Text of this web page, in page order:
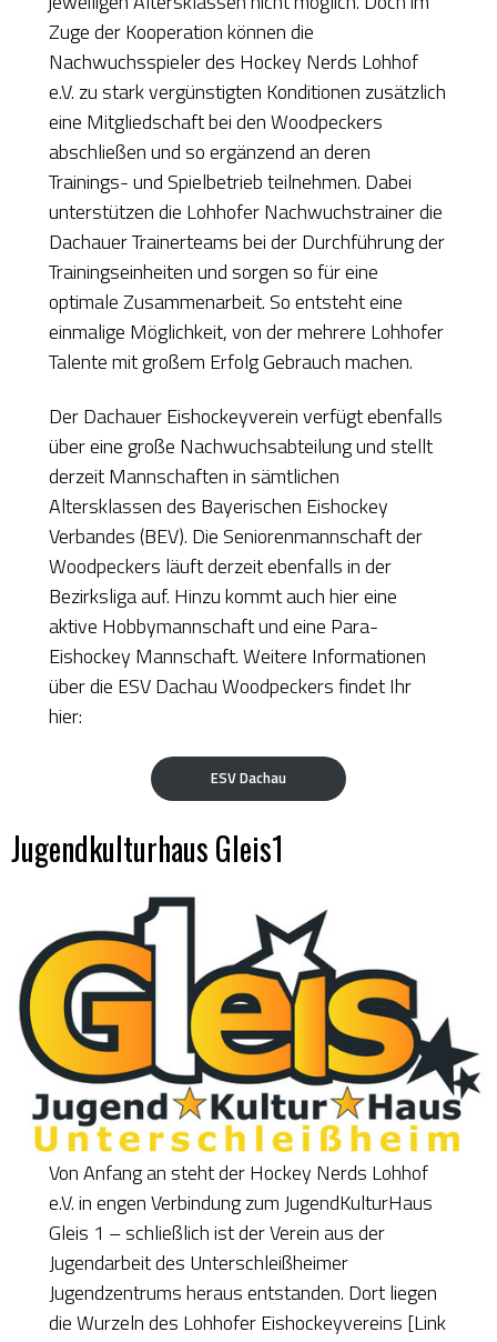
Zuge der Kooperation können die
Nachwuchsspieler des Hockey Nerds Lohhof
e.V. zu stark vergünstigten Konditionen zusätzlich
eine Mitgliedschaft bei den Woodpeckers
abschließen und so ergänzend an deren
Trainings- und Spielbetrieb teilnehmen. Dabei
unterstützen die Lohhofer Nachwuchstrainer die
Dachauer Trainerteams bei der Durchführung der
Trainingseinheiten und sorgen so für eine
optimale Zusammenarbeit. So entsteht eine
einmalige Möglichkeit, von der mehrere Lohhofer
Talente mit großem Erfolg Gebrauch machen.
Der Dachauer Eishockeyverein verfügt ebenfalls
über eine große Nachwuchsabteilung und stellt
derzeit Mannschaften in sämtlichen
Altersklassen des Bayerischen Eishockey
Verbandes (BEV). Die Seniorenmannschaft der
Woodpeckers läuft derzeit ebenfalls in der
Bezirksliga auf. Hinzu kommt auch hier eine
aktive Hobbymannschaft und eine Para-
Eishockey Mannschaft. Weitere Informationen
über die ESV Dachau Woodpeckers findet Ihr
hier:
ESV Dachau
Jugendkulturhaus Gleis1
Von Anfang an steht der Hockey Nerds Lohhof
e.V. in engen Verbindung zum JugendKulturHaus
Gleis 1 – schließlich ist der Verein aus der
Jugendarbeit des Unterschleißheimer
Jugendzentrums heraus entstanden. Dort liegen
die Wurzeln des Lohhofer Eishockeyvereins [Link